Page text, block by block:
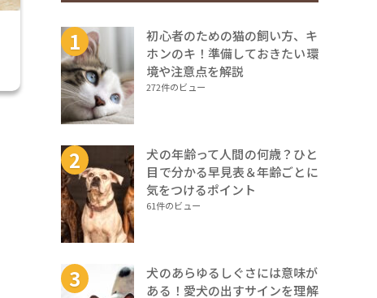
初心者のための猫の飼い方、キ
ホンのキ！準備しておきたい環
境や注意点を解説
272件のビュー
犬の年齢って人間の何歳？ひと
目で分かる早見表＆年齢ごとに
気をつけるポイント
61件のビュー
犬のあらゆるしぐさには意味が
ある！愛犬の出すサインを理解